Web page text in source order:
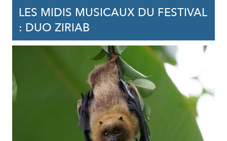
LES MIDIS MUSICAUX DU FESTIVAL
: DUO ZIRIAB